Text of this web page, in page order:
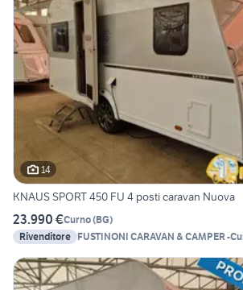
14
KNAUS SPORT 450 FU 4 posti caravan Nuova
23.990 €Curno(BG)
Rivenditore FUSTINONI CARAVAN & CAMPER -